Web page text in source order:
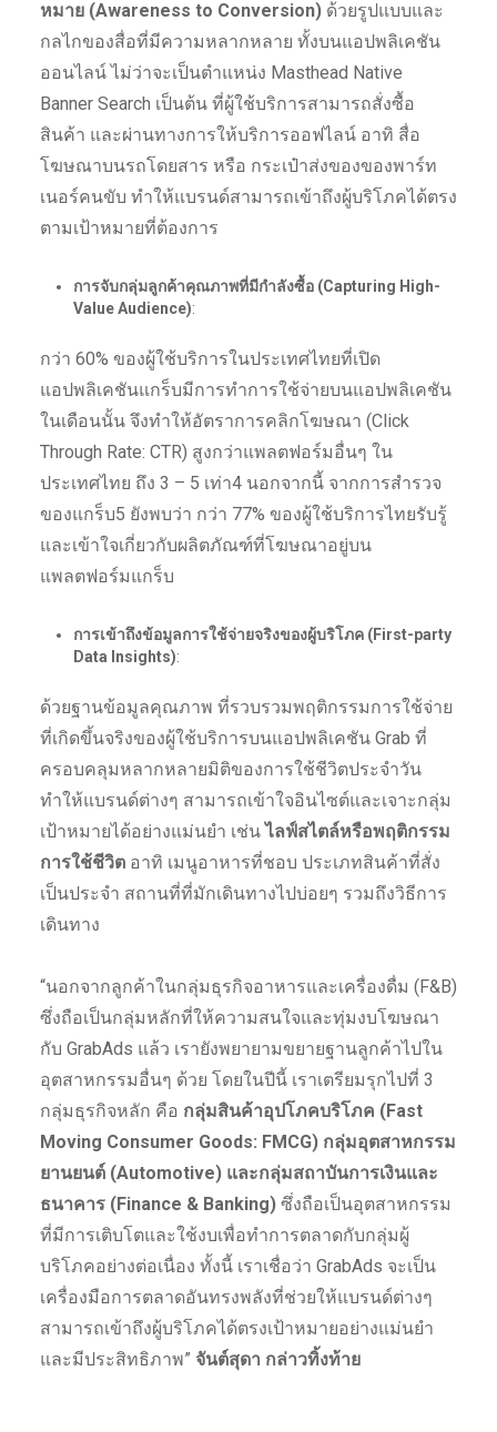
หมาย (Awareness to Conversion)ด้วยรูปแบบและ
กลไกของสื่อที่มีความหลากหลาย ทั้งบนแอปพลิเคชัน
ออนไลน์ ไม่ว่าจะเป็นตำแหน่ง Masthead Native
Banner Search เป็นต้น ที่ผู้ใช้บริการสามารถสั่งซื้อ
สินค้า และผ่านทางการให้บริการออฟไลน์ อาทิ สื่อ
โฆษณาบนรถโดยสาร หรือ กระเป๋าส่งของของพาร์ท
เนอร์คนขับ ทำให้แบรนด์สามารถเข้าถึงผู้บริโภคได้ตรง
ตามเป้าหมายที่ต้องการ
การจับกลุ่มลูกค้าคุณภาพที่มีกำลังซื้อ (Capturing High-
Value Audience):
กว่า 60% ของผู้ใช้บริการในประเทศไทยที่เปิด
แอปพลิเคชันแกร็บมีการทำการใช้จ่ายบนแอปพลิเคชัน
ในเดือนนั้น จึงทำให้อัตราการคลิกโฆษณา (Click
Through Rate: CTR) สูงกว่าแพลตฟอร์มอื่นๆ ใน
ประเทศไทย ถึง 3 – 5 เท่า4 นอกจากนี้ จากการสำรวจ
ของแกร็บ5 ยังพบว่า กว่า 77% ของผู้ใช้บริการไทยรับรู้
และเข้าใจเกี่ยวกับผลิตภัณฑ์ที่โฆษณาอยู่บน
แพลตฟอร์มแกร็บ
การเข้าถึงข้อมูลการใช้จ่ายจริงของผู้บริโภค (First-party
Data Insights):
ด้วยฐานข้อมูลคุณภาพ ที่รวบรวมพฤติกรรมการใช้จ่าย
ที่เกิดขึ้นจริงของผู้ใช้บริการบนแอปพลิเคชัน Grab ที่
ครอบคลุมหลากหลายมิติของการใช้ชีวิตประจำวัน
ทำให้แบรนด์ต่างๆ สามารถเข้าใจอินไซต์และเจาะกลุ่ม
เป้าหมายได้อย่างแม่นยำ เช่นไลฟ์สไตล์หรือพฤติกรรม
การใช้ชีวิต อาทิ เมนูอาหารที่ชอบ ประเภทสินค้าที่สั่ง
เป็นประจำ สถานที่ที่มักเดินทางไปบ่อยๆ รวมถึงวิธีการ
เดินทาง
“นอกจากลูกค้าในกลุ่มธุรกิจอาหารและเครื่องดื่ม (F&B)
ซึ่งถือเป็นกลุ่มหลักที่ให้ความสนใจและทุ่มงบโฆษณา
กับ GrabAds แล้ว เรายังพยายามขยายฐานลูกค้าไปใน
อุตสาหกรรมอื่นๆ ด้วย โดยในปีนี้ เราเตรียมรุกไปที่ 3
กลุ่มธุรกิจหลัก คือ กลุ่มสินค้าอุปโภคบริโภค (Fast
Moving Consumer Goods: FMCG) กลุ่มอุตสาหกรรม
ยานยนต์ (Automotive) และกลุ่มสถาบันการเงินและ
ธนาคาร (Finance & Banking)ซึ่งถือเป็นอุตสาหกรรม
ที่มีการเติบโตและใช้งบเพื่อทำการตลาดกับกลุ่มผู้
บริโภคอย่างต่อเนื่อง ทั้งนี้ เราเชื่อว่า GrabAds จะเป็น
เครื่องมือการตลาดอันทรงพลังที่ช่วยให้แบรนด์ต่างๆ
สามารถเข้าถึงผู้บริโภคได้ตรงเป้าหมายอย่างแม่นยำ
และมีประสิทธิภาพ” จันต์สุดา กล่าวทิ้งท้าย